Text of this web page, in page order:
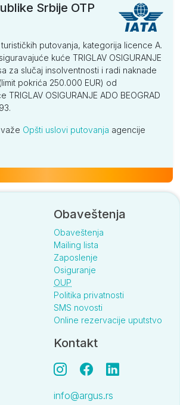
Srbije OTP
putovanja, kategorija licence A.
kuće TRIGLAV OSIGURANJE
za slučaj insolventnosti i radi naknade
pokrića 250.000 EUR) od
TRIGLAV OSIGURANJE ADO BEOGRAD
Opšti uslovi putovanja agencije
Obaveštenja
Obaveštenja
Mailing lista
Zaposlenje
Osiguranje
OUP
Politika privatnosti
SMS novosti
Online rezervacije uputstvo
Kontakt
info@argus.rs